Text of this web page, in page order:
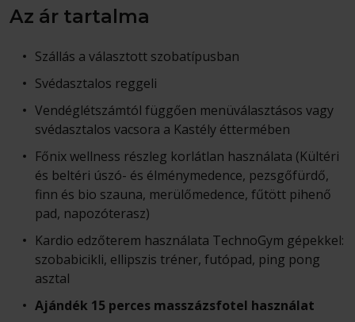
Az ár tartalma
Szállás a választott szobatípusban
Svédasztalos reggeli
Vendéglétszámtól függően menüválasztásos vagy
svédasztalos vacsora a Kastély éttermében
Főnix wellness részleg korlátlan használata (Kültéri
és beltéri úszó- és élménymedence, pezsgőfürdő,
finn és bio szauna, merülőmedence, fűtött pihenő
pad, napozóterasz)
Kardio edzőterem használata TechnoGym gépekkel:
szobabicikli, ellipszis tréner, futópad, ping pong
asztal
Ajándék 15 perces masszázsfotel használat